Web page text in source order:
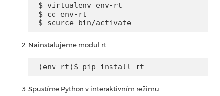
$ virtualenv env-rt
$ cd env-rt
$ source bin/activate
Nainstalujeme modul rt:
(env-rt)$ pip install rt
Spustíme Python v interaktivním režimu: